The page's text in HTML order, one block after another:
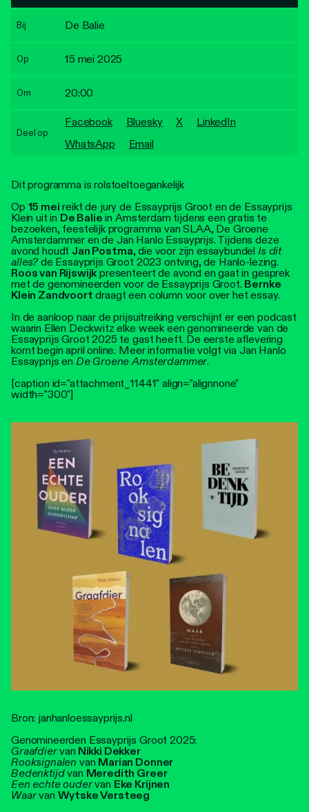
Dit programma is rolstoeltoegankelijk
Op 15 mei reikt de jury de Essayprijs Groot en de Essayprijs
Klein uit in De Balie in Amsterdam tijdens een gratis te
bezoeken, feestelijk programma van SLAA, De Groene
Amsterdammer en de Jan Hanlo Essayprijs. Tijdens deze
avond houdt Jan Postma, die voor zijn essaybundelIs dit
alles? de Essayprijs Groot 2023 ontving, de Hanlo-lezing.
Roos van Rijswijkpresenteert de avond en gaat in gesprek
met de genomineerden voor de Essayprijs Groot. Bernke
Klein Zandvoort draagt een column voor over het essay.
In de aanloop naar de prijsuitreiking verschijnt er een podcast
waarin Ellen Deckwitz elke week een genomineerde van de
Essayprijs Groot 2025 te gast heeft. De eerste aflevering
komt begin april online. Meer informatie volgt via Jan Hanlo
Essayprijs en De Groene Amsterdammer.
[caption id="attachment_11441" align="alignnone"
width="300"]
Bron: janhanloessayprijs.nl
Genomineerden Essayprijs Groot 2025:
Graafdiervan Nikki Dekker
Rooksignalen van Marian Donner
Bedenktijdvan Meredith Greer
Een echte oudervan Eke Krijnen
Waarvan Wytske Versteeg
Bij De Balie
Op 15 mei 2025
Om 20:00
Deel op
Facebook Bluesky X
LinkedIn
WhatsApp
Email
Personen